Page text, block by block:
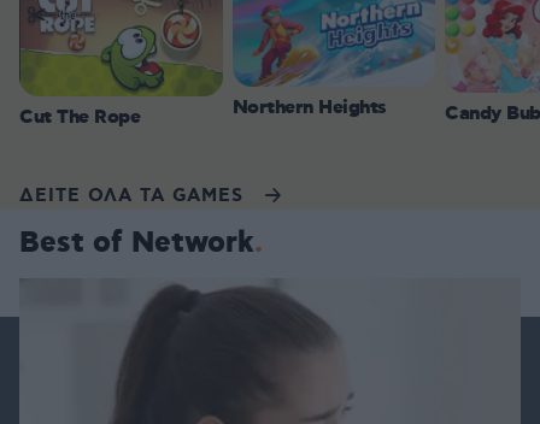
Cut The Rope Northern Heights Candy
ΔΕΙΤΕ ΟΛΑ ΤΑ GAMES
Best of Network